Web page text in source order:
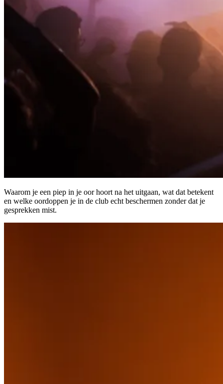
Waarom je een piep in je oor hoort na het uitgaan, wat dat betekent
en welke oordoppen je in de club echt beschermen zonder dat je
gesprekken mist.